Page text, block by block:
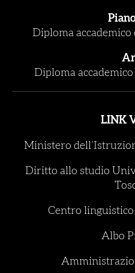
Diploma
Diploma
LINK
Ministero
Diritto allo studio
Centro
Albo